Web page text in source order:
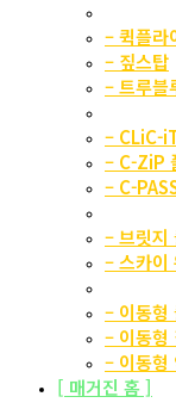
– 퀵플라
– 짚스탑
– 트루블
– CLiC-
– C-ZiP
– C-
– 브릿지
– 스카이
– 이동형
– 이동형
– 이동형
[ 매거진 홈 ]